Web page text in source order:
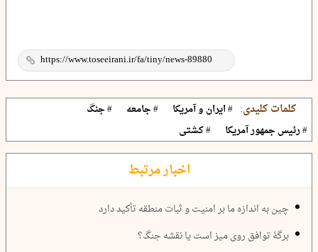
کلمات کلیدی: # ایران و آمریکا # جامعه
# جنگ
# رئیس جمهور آمریکا
# کشتی
اخبار مرتبط
چین به اندازه ما بر امنیت و ثبات منطقه تأکید دارد
برگۀ توافق روی میز است یا نقشه جنگ؟